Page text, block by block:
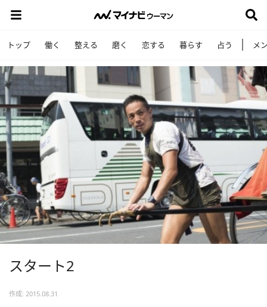
トップ 働く 整える 磨く 恋する 暮らす 占う メ
スタート2
作成: 2015.08.31